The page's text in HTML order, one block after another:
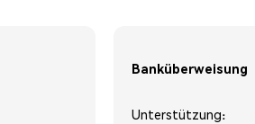
Banküberweisung
Unterstützung: